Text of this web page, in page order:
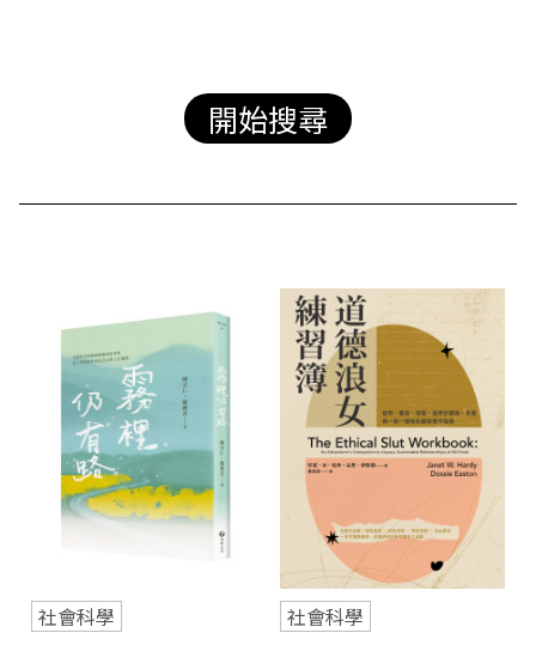
社會科學 社會科學